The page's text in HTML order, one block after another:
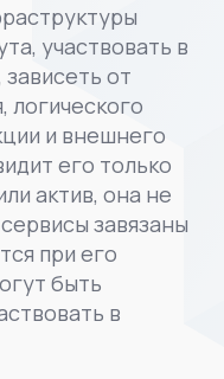
участвовать в
зависеть от
логического
и внешнего
его только
актив, она не
завязаны
при его
быть
в